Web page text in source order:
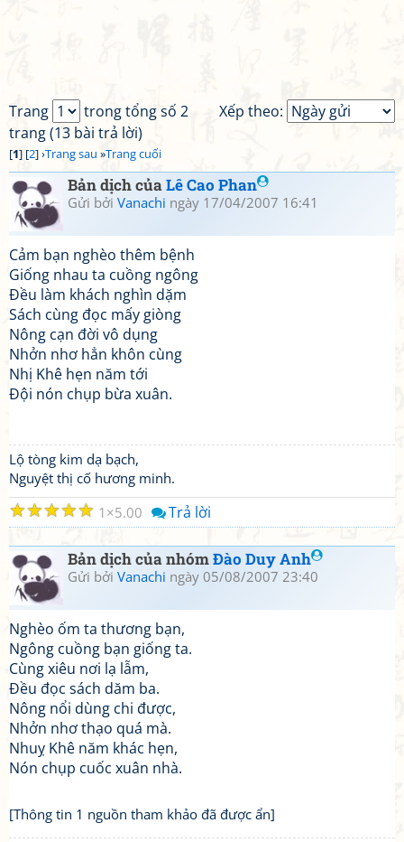
Xếp theo:
Trang
trong tổng số 2
trang (13 bài trả lời)
[1] [2] ›Trang sau »Trang cuối
Bản dịch củaLê Cao Phan
Gửi bởi Vanachi ngày 17/04/2007 16:41
Cảm bạn nghèo thêm bệnh
Giống nhau ta cuồng ngông
Đều làm khách nghìn dặm
Sách cùng đọc mấy giòng
Nông cạn đời vô dụng
Nhởn nhơ hẳn khôn cùng
Nhị Khê hẹn năm tới
Đội nón chụp bừa xuân.
Lộ tòng kim dạ bạch,
Nguyệt thị cố hương minh.
☆
☆
☆
☆
☆ 1 5.00 Trả lời
Bản dịch của nhómĐào Duy Anh
Gửi bởi Vanachi ngày 05/08/2007 23:40
Nghèo ốm ta thương bạn,
Ngông cuồng bạn giống ta.
Cùng xiêu nơi lạ lẫm,
Đều đọc sách dăm ba.
Nông nổi dùng chi được,
Nhởn nhơ thạo quá mà.
Nhuỵ Khê năm khác hẹn,
Nón chụp cuốc xuân nhà.
[Thông tin 1 nguồn tham khảo đã được ẩn]